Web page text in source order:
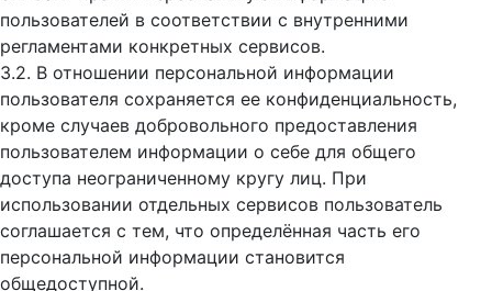
пользователей в соответствии с внутренними
регламентами конкретных сервисов.
3.2. В отношении персональной информации
пользователя сохраняется ее конфиденциальность,
кроме случаев добровольного предоставления
пользователем информации о себе для общего
доступа неограниченному кругу лиц. При
использовании отдельных сервисов пользователь
соглашается с тем, что определённая часть его
персональной информации становится
общедоступной.